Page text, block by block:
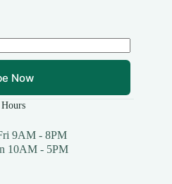
Now
9AM - 8PM
10AM - 5PM